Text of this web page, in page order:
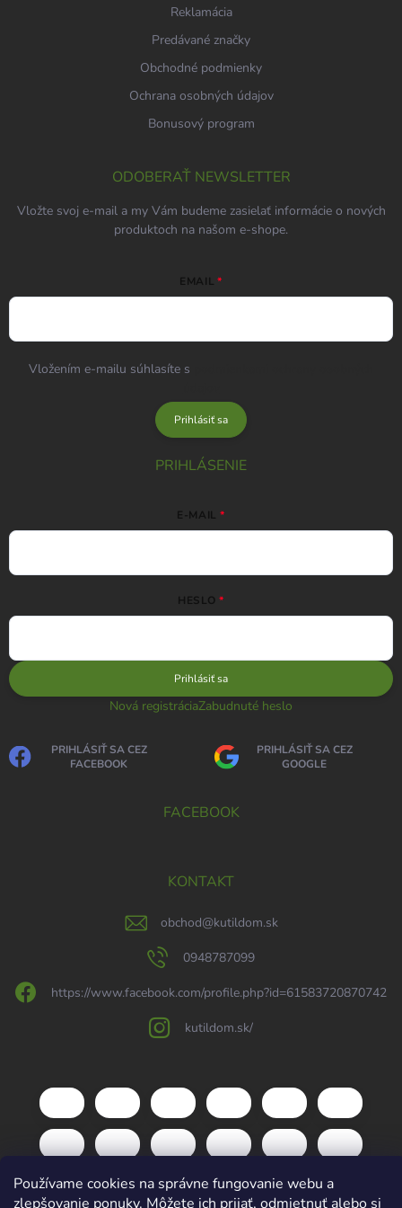
Používame cookies na správne fungovanie webu a
zlepšovanie ponuky. Môžete ich prijať, odmietnuť alebo si
Reklamácia
Predávané značky
Obchodné podmienky
Ochrana osobných údajov
Bonusový program
ODOBERAŤ NEWSLETTER
Vložte svoj e-mail a my Vám budeme zasielať informácie o nových
produktoch na našom e-shope.
EMAIL
Vložením e-mailu súhlasíte s
Prihlásiť sa
PRIHLÁSENIE
E-MAIL
HESLO
Prihlásiť sa
Nová registráciaZabudnuté heslo
PRIHLÁSIŤ SA CEZ
FACEBOOK
PRIHLÁSIŤ SA CEZ
GOOGLE
FACEBOOK
KONTAKT
obchod@kutildom.sk
0948787099
https://www.facebook.com/profile.php?id=61583720870742
kutildom.sk/